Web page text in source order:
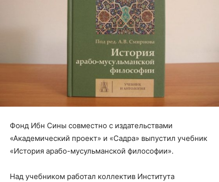
Фонд Ибн Сины совместно с издательствами
«Академический проект» и «Садра» выпустил учебник
«История арабо-мусульманской философии».
Над учебником работал коллектив Института